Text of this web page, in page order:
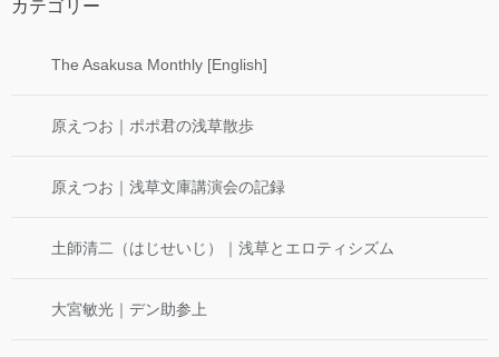
カテゴリー
The Asakusa Monthly [English]
原えつお｜ポポ君の浅草散歩
原えつお｜浅草文庫講演会の記録
土師清二（はじせいじ）｜浅草とエロティシズム
大宮敏光｜デン助参上